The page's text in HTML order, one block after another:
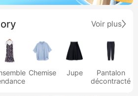
Voir plus
Chemise Jupe
Pantalon
décontracté